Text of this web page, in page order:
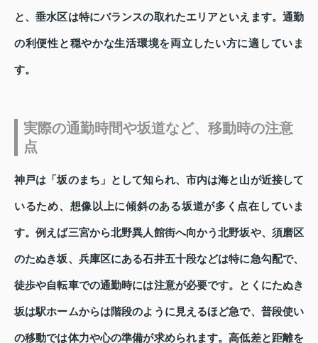
と、垂水区は特にバランスの取れたエリアといえます。通勤
の利便性と穏やかな生活環境を両立したい方に適していま
す。
実際の通勤時間や坂道など、移動時の注意
点
神戸は「坂のまち」として知られ、市内は海と山が近接して
いるため、想像以上に傾斜のある坂道が多く点在していま
す。例えば三宮から北野異人館街へ向かう北野坂や、須磨区
のたぬき坂、兵庫区にある石井五十段などは特に急勾配で、
徒歩や自転車での通勤時には注意が必要です。とくにたぬき
坂は駅ホームからは階段のように見えるほど急で、普段使い
の移動では体力や心の準備が求められます。高低差と距離を